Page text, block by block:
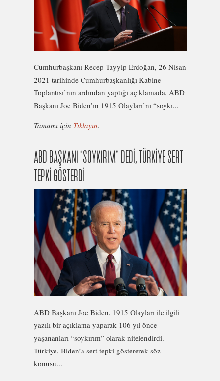
Cumhurbaşkanı Recep Tayyip Erdoğan, 26 Nisan
2021 tarihinde Cumhurbaşkanlığı Kabine
Toplantısı’nın ardından yaptığı açıklamada, ABD
Başkanı Joe Biden’ın 1915 Olayları’nı “soykı...
Tamamı için Tıklayın.
ABD BAŞKANI “SOYKIRIM” DEDİ, TÜRKİYE SERT
TEPKİ GÖSTERDİ
ABD Başkanı Joe Biden, 1915 Olayları ile ilgili
yazılı bir açıklama yaparak 106 yıl önce
yaşananları “soykırım” olarak nitelendirdi.
Türkiye, Biden’a sert tepki göstererek söz
konusu...